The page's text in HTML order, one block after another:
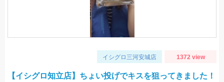
イシグロ三河安城店 1372 view
【イシグロ知立店】ちょい投げでキスを狙ってきました！